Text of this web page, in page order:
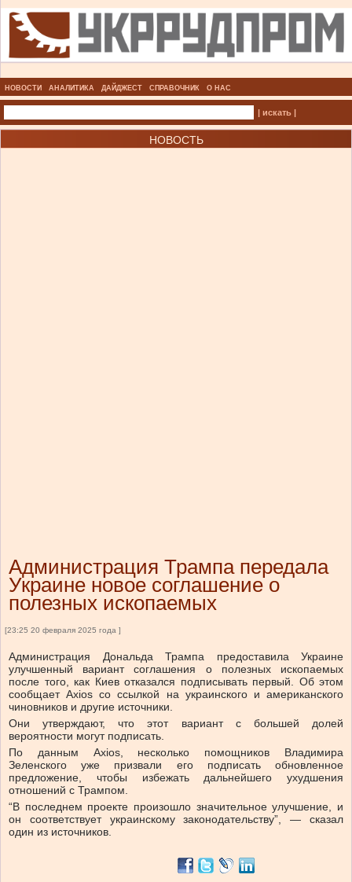
НОВОСТИ АНАЛИТИКА ДАЙДЖЕСТ СПРАВОЧНИК О НАС
| искать |
НОВОСТЬ
Администрация Трампа передала
Украине новое соглашение о
полезных ископаемых
[23:25 20 февраля 2025 года ]
Администрация Дональда Трампа предоставила Украине
улучшенный вариант соглашения о полезных ископаемых
после того, как Киев отказался подписывать первый. Об этом
сообщает Axios со ссылкой на украинского и американского
чиновников и другие источники.
Они утверждают, что этот вариант с большей долей
вероятности могут подписать.
По данным Axios, несколько помощников Владимира
Зеленского уже призвали его подписать обновленное
предложение, чтобы избежать дальнейшего ухудшения
отношений с Трампом.
“В последнем проекте произошло значительное улучшение, и
он соответствует украинскому законодательству”, — сказал
один из источников.